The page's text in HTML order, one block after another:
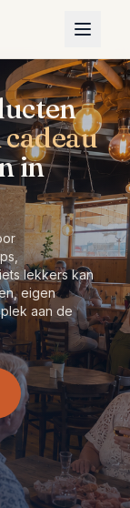
in
lekkers kan
eigen
aan de